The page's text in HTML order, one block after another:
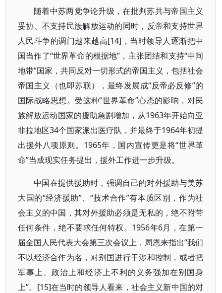
随着中苏两党争论升级，在批判苏共与帝国主义
妥协、不支持民族解放运动的同时，反帝和支持世界
人民斗争的调门越来越高[14]，当时领导人逐渐把中
国当作了“世界革命的根据地”，主张团结和支持“中间
地带”国家，共同反对一切形式的帝国主义，包括社会
帝国主义（也即苏联），最终发展成“反帝必反修”的
国际战略思想。受这种“世界革命”心态的影响，对民
族解放运动国家的援助急剧增加，从1963年开始向亚
非拉地区34个国家派出医疗队，并最终于1964年初提
出援外八项原则。1965年，国内宣传更是将“世界革
命”当成现实任务提出，援外工作进一步升级。
中国在提供援助时，强调自己的对外援助与美苏
大国的“经济援助”、“技术合作”有本质区别，作为社
会主义的中国，其对外援助必须是无私的，绝不附带
任何条件，绝不要求任何特权。1956年6月，在第一
届全国人民代表大会第三次会议上，周恩来指出“我们
不以经济合作为名，对别国进行干涉和控制，或者把
军事上、政治上和经济上不利的义务强加在别国身
上”。[15]在当时的领导人看来，社会主义新中国的对